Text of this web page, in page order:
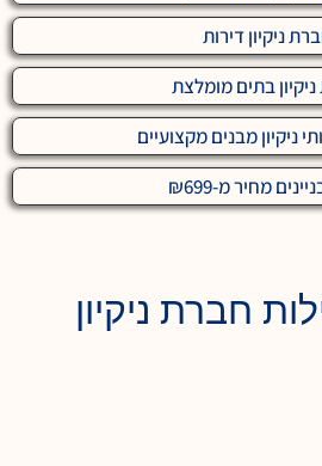
ניקיון דירות
בתים מומלצת
ניקיון מבנים מקצועיים
מחיר מ-₪699
חברת ניקיון